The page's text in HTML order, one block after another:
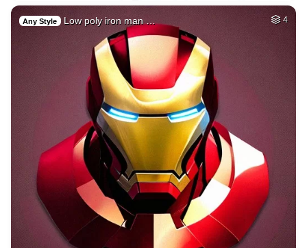
Any Style Low poly iron man … 4